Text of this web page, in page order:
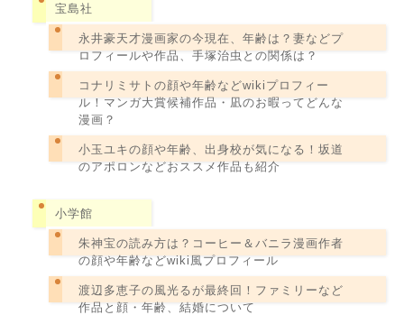
宝島社
永井豪天才漫画家の今現在、年齢は？妻などプ
ロフィールや作品、手塚治虫との関係は？
コナリミサトの顔や年齢などwikiプロフィー
ル！マンガ大賞候補作品・凪のお暇ってどんな
漫画？
小玉ユキの顔や年齢、出身校が気になる！坂道
のアポロンなどおススメ作品も紹介
小学館
朱神宝の読み方は？コーヒー＆バニラ漫画作者
の顔や年齢などwiki風プロフィール
渡辺多恵子の風光るが最終回！ファミリーなど
作品と顔・年齢、結婚について